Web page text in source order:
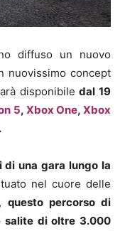
diffuso un nuovo
nuovissimo concept
disponibile dal 19
5, Xbox One, Xbox
.
una gara lungo la
nel cuore delle
questo percorso di
di oltre 3.000